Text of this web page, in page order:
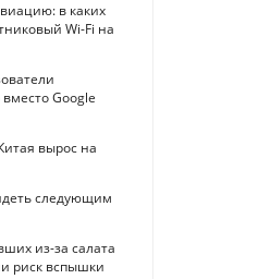
в каких
Wi-Fi на
Google
вырос на
следующим
из-за салата
риск вспышки